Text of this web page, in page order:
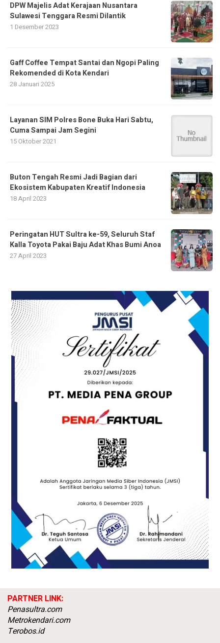
DPW Majelis Adat Kerajaan Nusantara
Sulawesi Tenggara Resmi Dilantik
1 Desember 2023
Gaff Coffee Tempat Santai dan Ngopi Paling
Rekomended di Kota Kendari
28 Januari 2025
Layanan SIM Polres Bone Buka Hari Sabtu,
Cuma Sampai Jam Segini
15 Oktober 2021
Buton Tengah Resmi Jadi Bagian dari
Ekosistem Kabupaten Kreatif Indonesia
18 April 2023
Peringatan HUT Sultra ke-59, Seluruh Staf
Kalla Toyota Pakai Baju Adat Khas Bumi Anoa
27 April 2023
PARTNER LINK:
Penasultra.com
Metrokendari.com
Terobos.id